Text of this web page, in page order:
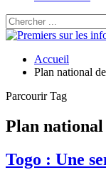
Accueil
Plan national
Parcourir Tag
Plan national
Togo : Une